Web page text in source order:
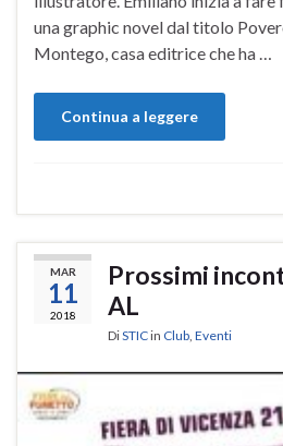
una graphic novel dal titolo
Montego, casa editrice che ha …
Continua a leggere
MAR
11
2018
Prossimi
AL
DiSTICin Club Eventi